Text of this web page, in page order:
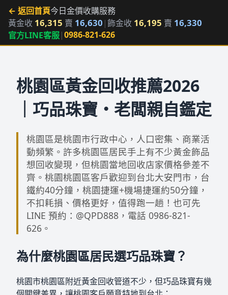
← 返回首頁今日金價收購服務
黃金收 16,315 賣 16,630 |飾金收 16,195 賣 16,330
官方LINE客服|0986-821-626
桃園區黃金回收推薦2026
｜巧品珠寶・老闆親自鑑定
桃園區是桃園市行政中心，人口密集、商業活
動頻繁。許多桃園區居民手上有不少黃金飾品
想回收變現，但桃園當地回收店家價格參差不
齊。桃園桃園區客戶歡迎到台北大安門市，台
鐵約40分鐘，桃園捷運+機場捷運約50分鐘，
不扣耗損、價格更好，值得跑一趟！也可先
LINE 預約：@QPD888，電話 0986-821-
626。
為什麼桃園區居民選巧品珠寶？
桃園市桃園區附近黃金回收管道不少，但巧品珠寶有幾